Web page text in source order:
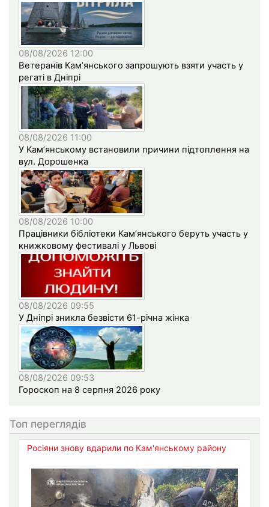
08/08/2026 12:00
Ветеранів Кам’янського запрошують взяти участь у
регаті в Дніпрі
08/08/2026 11:00
У Кам’янському встановили причини підтоплення на
вул. Дорошенка
08/08/2026 10:00
Працівники бібліотеки Кам’янського беруть участь у
книжковому фестивалі у Львові
08/08/2026 09:55
У Дніпрі зникла безвісти 61-річна жінка
08/08/2026 09:53
Гороскоп на 8 серпня 2026 року
Топ переглядів
Росіяни знову вдарили по Кам'янському району